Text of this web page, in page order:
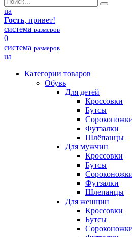
ua
Гость, привет!
система размеров
0
система размеров
ua
Категории товаров
Обувь
Для детей
Кроссовки
Бутсы
Футзалки
Шлёпанцы
Для мужчин
Кроссовки
Бутсы
Футзалки
Шлепанцы
Для женщин
Кроссовки
Бутсы